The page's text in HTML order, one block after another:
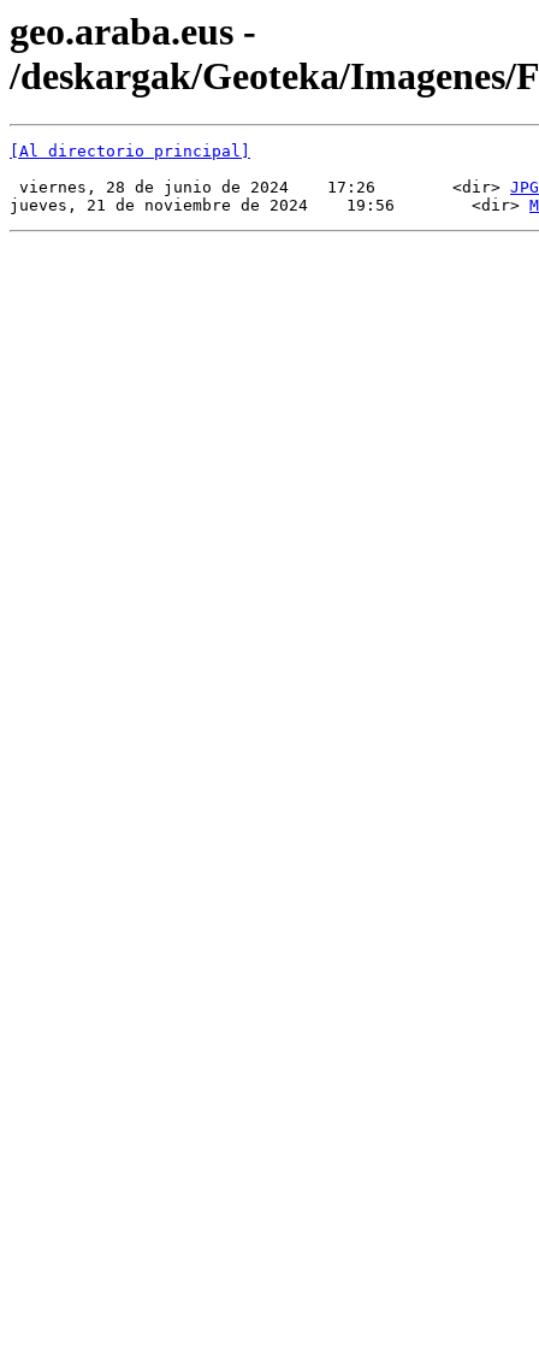
geo.araba.eus -
/deskargak/Geoteka/Imagenes/
[Al directorio principal]
viernes, 28 de junio de 2024    17:26        <dir> JPG
jueves, 21 de noviembre de 2024    19:56        <dir>